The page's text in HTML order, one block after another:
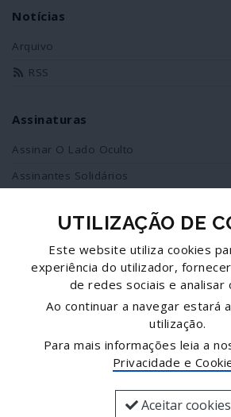
Notícias
Arquivo
RSS
Assinaturas
Assinar O Lado Oculto
Assinantes Solidários
Redes Sociais
Siga-nos no facebook
Twitter
UTILIZAÇÃO DE
Este website utiliza cookies
experiência do utilizador,
de redes sociais e analisar
Ao continuar a navegar estará
utilização.
Para mais informações leia a
Privacidade e
Aceitar cookies